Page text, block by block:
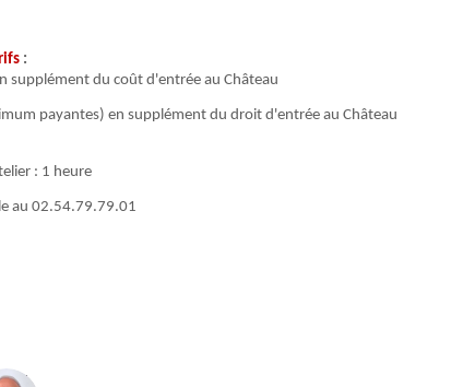
:
supplément du coût d'entrée au Château
payantes) en supplément du droit d'entrée au Château
: 1 heure
au 02.54.79.79.01